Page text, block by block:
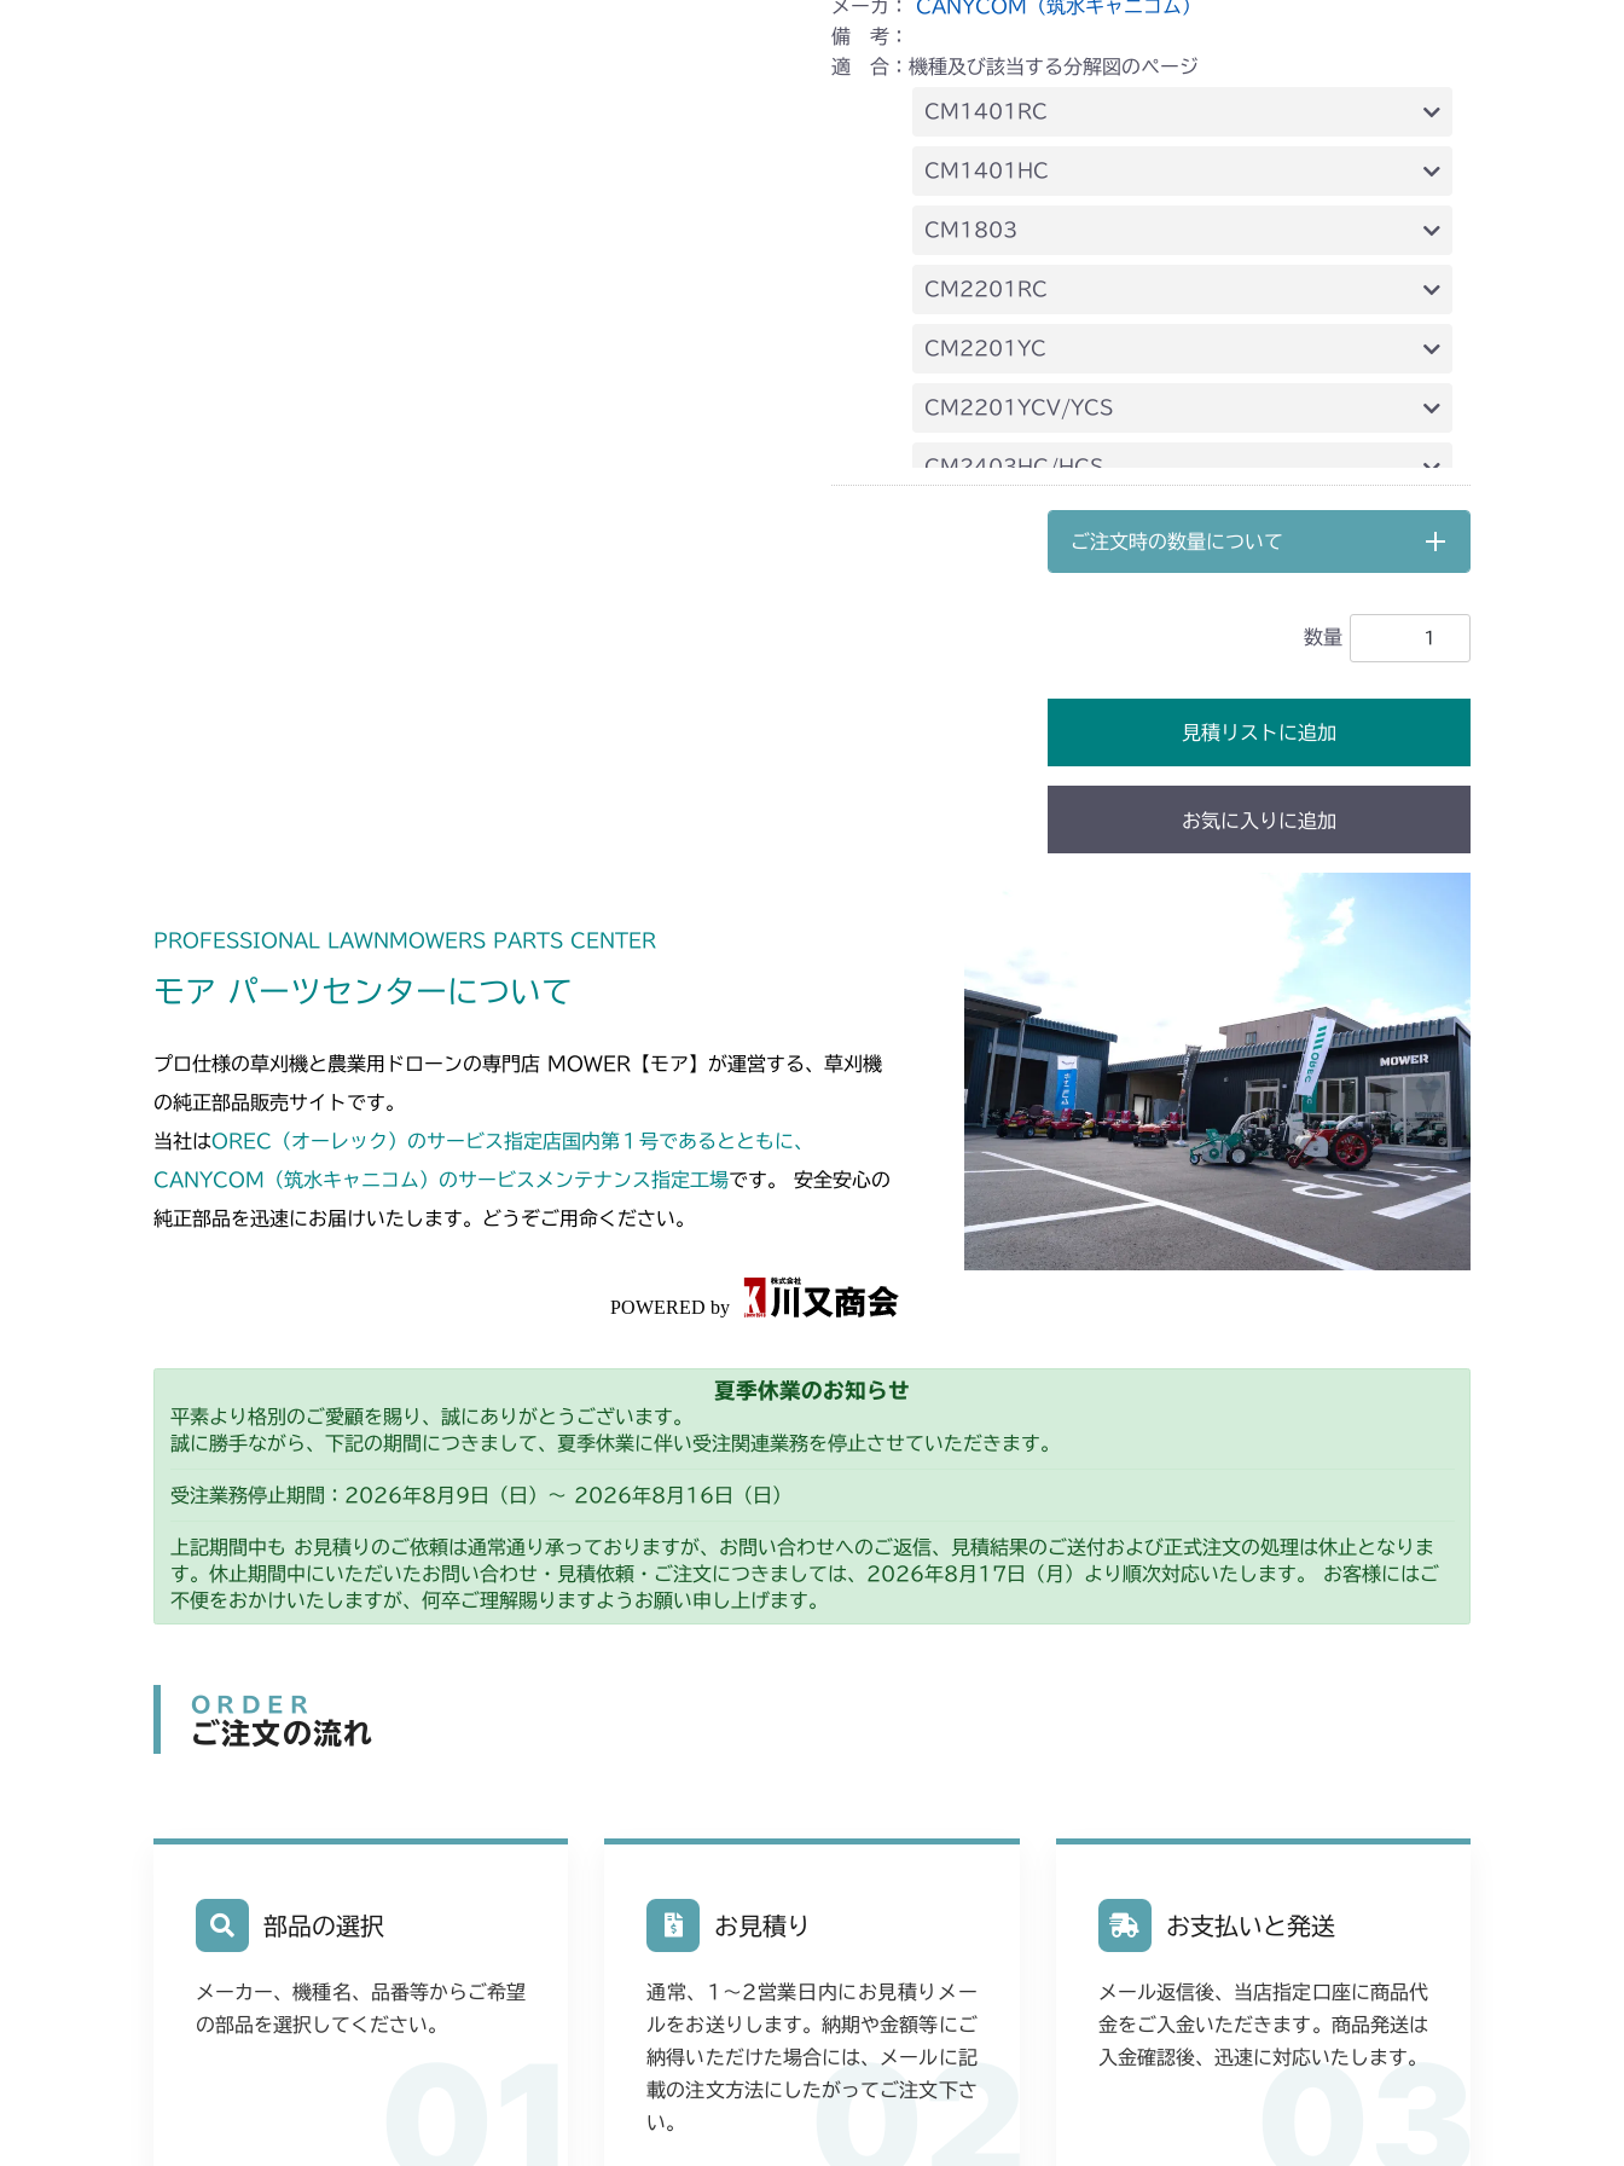
メーカ： CANYCOM（筑水キャニコム）
備 考：
適 合：機種及び該当する分解図のページ
CM1401RC
本体 FIG17 副変速レバー
CM1401HC
本体 FIG20 副変速レバー
CM1803
本体 FIG28 副変速レバー
CM2201RC
本体 FIG28 副変速レバー
CM2201YC
本体 FIG21 副変速レバー
CM2201YCV/YCS
本体 FIG22 副変速レバー
CM2403HC/HCS
本体 FIG26 副変速レバー
CMX2202RC
CMX2202YC
本体 FIG21 副変速レバー
CMX2502
本体 FIG24 副変速レバー
CMX2504
本体 FIG22 副変速レバー
ご注文時の数量について
数量
見積リストに追加
お気に入りに追加
PROFESSIONAL LAWNMOWERS PARTS CENTER
モア パーツセンターについて
プロ仕様の草刈機と農業用ドローンの専門店 MOWER【モア】が運営する、草刈機
の純正部品販売サイトです。
当社はOREC（オーレック）のサービス指定店国内第１号であるとともに、
CANYCOM（筑水キャニコム）のサービスメンテナンス指定工場です。 安全安心の
純正部品を迅速にお届けいたします。どうぞご用命ください。
夏季休業のお知らせ
平素より格別のご愛顧を賜り、誠にありがとうございます。
誠に勝手ながら、下記の期間につきまして、夏季休業に伴い受注関連業務を停止させていただきます。
受注業務停止期間：2026年8月9日（日）～ 2026年8月16日（日）
上記期間中も お見積りのご依頼は通常通り承っておりますが、お問い合わせへのご返信、見積結果のご送付および正式注文の処理は休止となりま
す。休止期間中にいただいたお問い合わせ・見積依頼・ご注文につきましては、2026年8月17日（月）より順次対応いたします。 お客様にはご
不便をおかけいたしますが、何卒ご理解賜りますようお願い申し上げます。
ORDER
ご注文の流れ
部品の選択
メーカー、機種名、品番等からご希望
の部品を選択してください。
02
お見積り
通常、1〜2営業日内にお見積りメー
ルをお送りします。納期や金額等にご
納得いただけた場合には、メールに記
載の注文方法にしたがってご注文下さ
い。
03
お支払いと発送
メール返信後、当店指定口座に商品代
金をご入金いただきます。商品発送は
入金確認後、迅速に対応いたします。